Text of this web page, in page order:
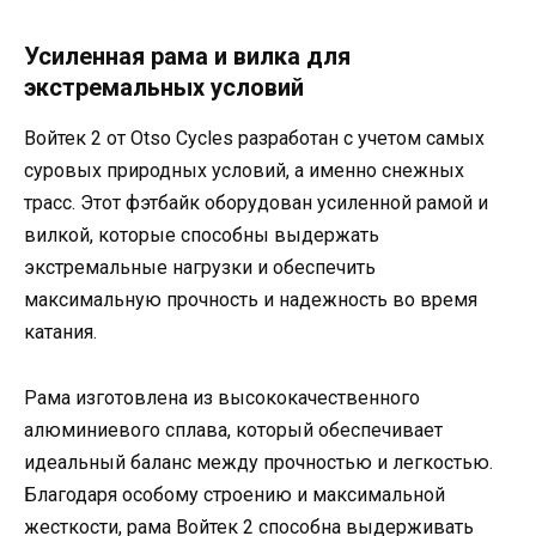
Усиленная рама и вилка для
экстремальных условий
Войтек 2 от Otso Cycles разработан с учетом самых
суровых природных условий, а именно снежных
трасс. Этот фэтбайк оборудован усиленной рамой и
вилкой, которые способны выдержать
экстремальные нагрузки и обеспечить
максимальную прочность и надежность во время
катания.
Рама изготовлена из высококачественного
алюминиевого сплава, который обеспечивает
идеальный баланс между прочностью и легкостью.
Благодаря особому строению и максимальной
жесткости, рама Войтек 2 способна выдерживать